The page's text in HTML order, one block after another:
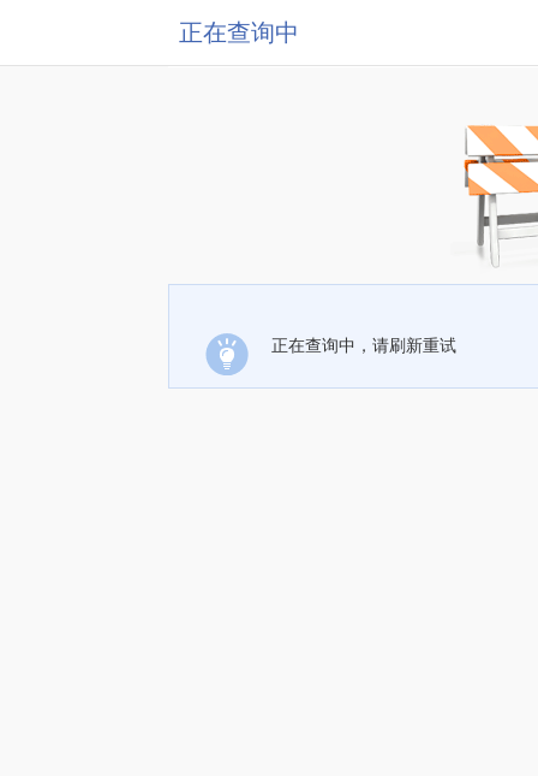
正在查询中
正在查询中，请刷新重试